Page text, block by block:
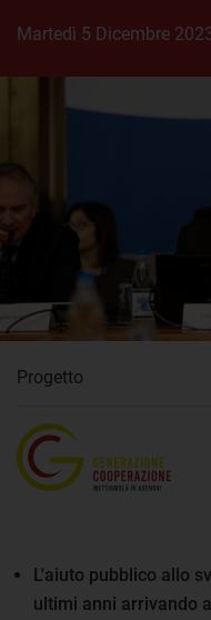
martedì 5 Dicembre
Progetto
L'aiuto pubblico allo
ultimi anni arrivando